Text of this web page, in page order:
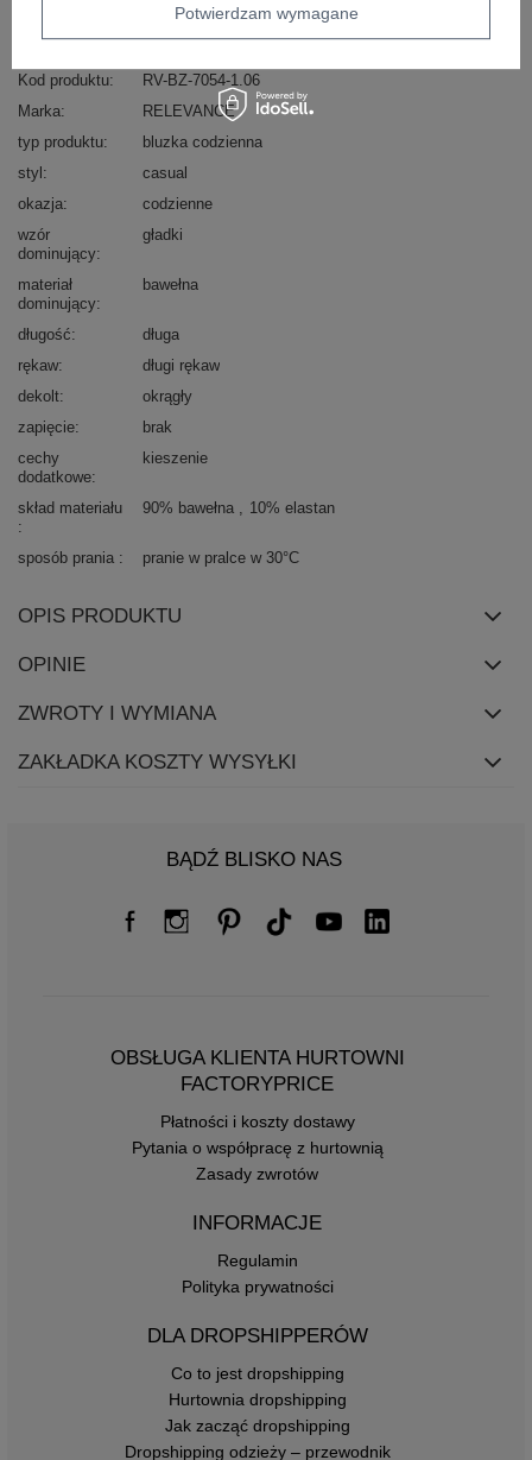
skład materiału : 90% bawełna , 10% elastan
Kod produktu
RV-BZ-7054-1.06
Marka
RELEVANCE
typ produktu
bluzka codzienna
styl
casual
okazja
codzienne
wzór
dominujący
gładki
materiał
dominujący
bawełna
długość
długa
rękaw
długi rękaw
dekolt
okrągły
zapięcie
brak
cechy
dodatkowe
kieszenie
skład materiału 90% bawełna 10% elastan
sposób prania pranie w pralce w 30°C
OPIS PRODUKTU
OPINIE
ZWROTY I WYMIANA
ZAKŁADKA KOSZTY WYSYŁKI
BĄDŹ BLISKO NAS
OBSŁUGA KLIENTA HURTOWNI
FACTORYPRICE
Płatności i koszty dostawy
Pytania o współpracę z hurtownią
Zasady zwrotów
INFORMACJE
Regulamin
Polityka prywatności
DLA DROPSHIPPERÓW
Co to jest dropshipping
Hurtownia dropshipping
Jak zacząć dropshipping
Dropshipping odzieży – przewodnik
Potwierdzam wymagane